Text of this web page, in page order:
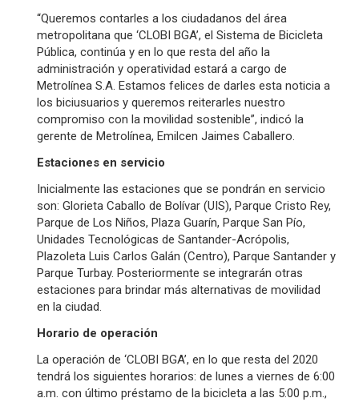
“Queremos contarles a los ciudadanos del área
metropolitana que ‘CLOBI BGA’, el Sistema de Bicicleta
Pública, continúa y en lo que resta del año la
administración y operatividad estará a cargo de
Metrolínea S.A. Estamos felices de darles esta noticia a
los biciusuarios y queremos reiterarles nuestro
compromiso con la movilidad sostenible”, indicó la
gerente de Metrolínea, Emilcen Jaimes Caballero.
Estaciones en servicio
Inicialmente las estaciones que se pondrán en servicio
son: Glorieta Caballo de Bolívar (UIS), Parque Cristo Rey,
Parque de Los Niños, Plaza Guarín, Parque San Pío,
Unidades Tecnológicas de Santander-Acrópolis,
Plazoleta Luis Carlos Galán (Centro), Parque Santander y
Parque Turbay. Posteriormente se integrarán otras
estaciones para brindar más alternativas de movilidad
en la ciudad.
Horario de operación
La operación de ‘CLOBI BGA’, en lo que resta del 2020
tendrá los siguientes horarios: de lunes a viernes de 6:00
a.m. con último préstamo de la bicicleta a las 5:00 p.m.,